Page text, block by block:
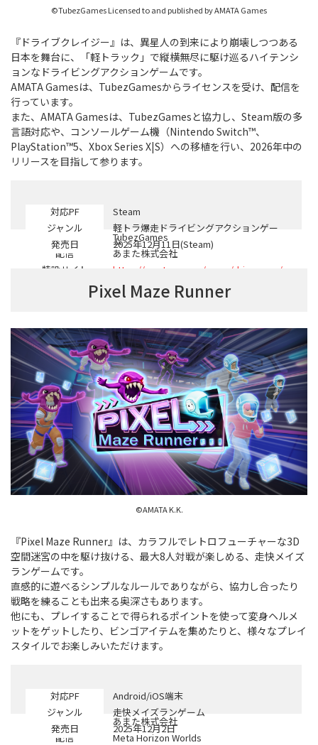
©TubezGames Licensed to and published by AMATA Games
『ドライブクレイジー』は、異星人の到来により崩壊しつつある
日本を舞台に、「軽トラック」で縦横無尽に駆け巡るハイテンシ
ョンなドライビングアクションゲームです。
AMATA Gamesは、TubezGamesからライセンスを受け、配信を
行っています。
また、AMATA Gamesは、TubezGamesと協力し、Steam版の多
言語対応や、コンソールゲーム機（Nintendo Switch™、
PlayStation™5、Xbox Series X|S）への移植を行い、2026年中の
リリースを目指して参ります。
対応PF
Steam
開発
TubezGames
ジャンル
軽トラ爆走ドライビングアクションゲー
ム
配信
あまた株式会社
発売日
2025年12月11日(Steam)
特設サイト
https://amata.games/game/drivecrazy/
Pixel Maze Runner
©AMATA K.K.
『Pixel Maze Runner』は、カラフルでレトロフューチャーな3D
空間迷宮の中を駆け抜ける、最大8人対戦が楽しめる、走快メイズ
ランゲームです。
直感的に遊べるシンプルなルールでありながら、協力し合ったり
戦略を練ることも出来る奥深さもあります。
他にも、プレイすることで得られるポイントを使って変身ヘルメ
ットをゲットしたり、ビンゴアイテムを集めたりと、様々なプレイ
スタイルでお楽しみいただけます。
対応PF
Android/iOS端末
開発
あまた株式会社
ジャンル
走快メイズランゲーム
配信
Meta Horizon Worlds
発売日
2025年12月2日